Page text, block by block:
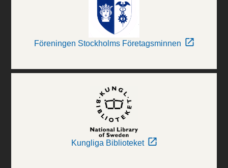
Föreningen Stockholms Företagsminnen
Kungliga Biblioteket